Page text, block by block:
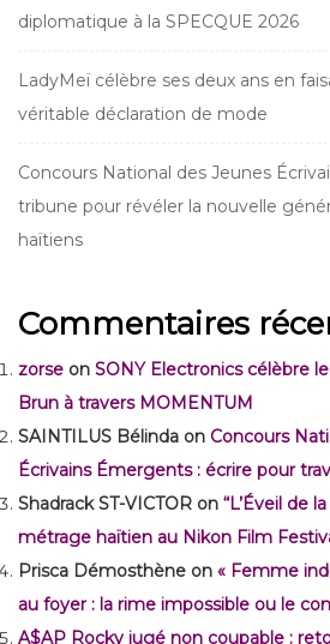
diplomatique à la SPECQUE 2026
LadyMeï célèbre ses deux ans en
véritable déclaration de mode
Concours National des Jeunes
tribune pour révéler la nouvelle
haïtiens
Commentaires
zorse on SONY Electronics célèbre
Brun à travers MOMENTUM
SAINTILUS Bélinda on Concours
Écrivains Émergents : écrire pour
Shadrack ST-VICTOR on “L’Éveil de
métrage haïtien au Nikon Film
Prisca Démosthène on « Femme
au foyer : la rime impossible ou le
A$AP Rocky jugé non coupable :